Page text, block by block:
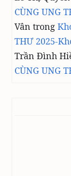
CÙNG UNG
Vân trong
THƯ 2025-
Trần Đình
CÙNG UNG